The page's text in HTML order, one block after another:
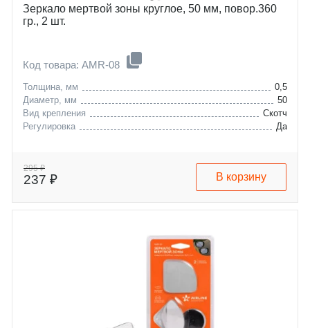
Зеркало мертвой зоны круглое, 50 мм, повор.360
гр., 2 шт.
Код товара: AMR-08
Толщина, мм
0,5
Диаметр, мм
50
Вид крепления
Скотч
Регулировка
Да
295 ₽
237 ₽ В корзину